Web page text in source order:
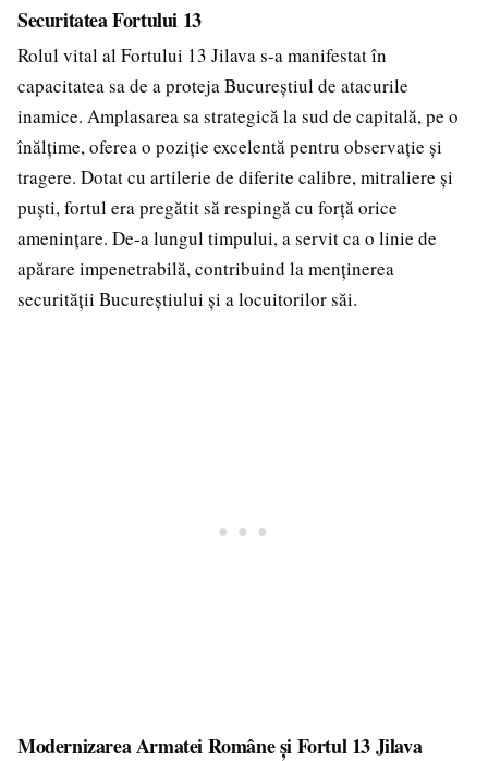
Securitatea Fortului 13
Rolul vital al Fortului 13 Jilava s-a manifestat în
capacitatea sa de a proteja Bucureștiul de atacurile
inamice. Amplasarea sa strategică la sud de capitală, pe o
înălțime, oferea o poziție excelentă pentru observație și
tragere. Dotat cu artilerie de diferite calibre, mitraliere și
puști, fortul era pregătit să respingă cu forță orice
amenințare. De-a lungul timpului, a servit ca o linie de
apărare impenetrabilă, contribuind la menținerea
securității Bucureștiului și a locuitorilor săi.
Modernizarea Armatei Române și Fortul 13 Jilava